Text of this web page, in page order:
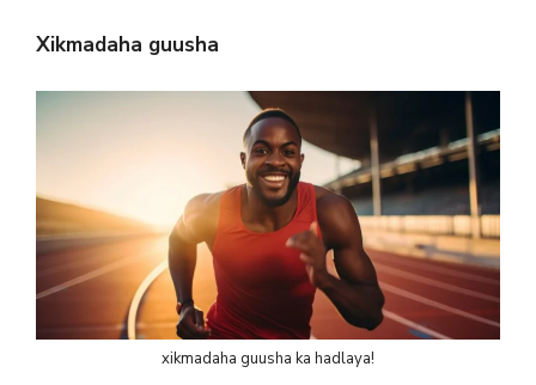
Xikmadaha guusha
xikmadaha guusha ka hadlaya!